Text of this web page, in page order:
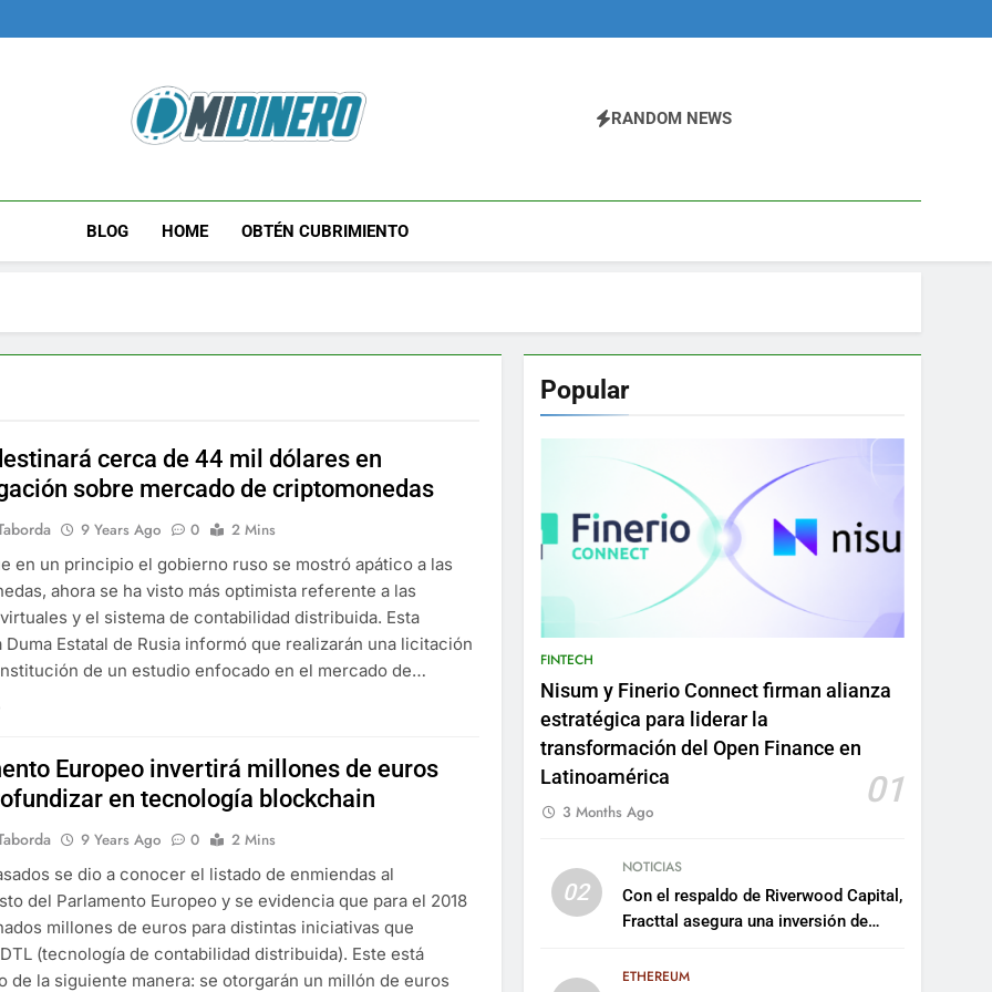
Midinero.co
RANDOM NEWS
BLOG HOME OBTÉN CUBRIMIENTO
cerca de 44 mil dólares en
sobre mercado de criptomonedas
9 Years Ago 0
2 Mins
en un principio el gobierno ruso se mostró apático a las
ahora se ha visto más optimista referente a las
y el sistema de contabilidad distribuida. Esta
Duma Estatal de Rusia informó que realizarán una licitación
de un estudio enfocado en el mercado de…
Europeo invertirá millones de euros
en tecnología blockchain
9 Years Ago 0
2 Mins
se dio a conocer el listado de enmiendas al
del Parlamento Europeo y se evidencia que para el 2018
millones de euros para distintas iniciativas que
(tecnología de contabilidad distribuida). Este está
de la siguiente manera: se otorgarán un millón de euros
Popular
FINTECH
Nisum y Finerio Connect firman alianza
estratégica para liderar la
transformación del Open Finance en
Latinoamérica
01
3 Months Ago
02
NOTICIAS
Con el respaldo de Riverwood Capital,
Fracttal asegura una inversión de
plataforma
ETHEREUM